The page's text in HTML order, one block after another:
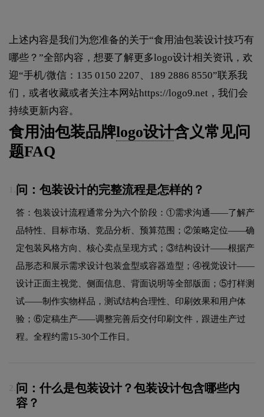
上述内容是我们为您准备的关于“食用油包装设计技巧有
哪些？”全部内容，想要了解更多logo设计相关资讯，欢
迎“手机/微信：135 0150 2207、189 2886 8550”联系我
们，或者收藏或者关注本网站https://logo9.net ，我们会
持续更新内容。
食用油包装品牌logo设计含义常见问
题FAQ
问：包装设计的完整流程是怎样的？
答：包装设计流程通常分为六个阶段：①需求沟通——了解产
品特性、目标市场、竞品分析、预算范围；②策略定位——确
定包装风格方向、核心卖点呈现方式；③结构设计——根据产
品形态和展示需求设计包装盒型或容器造型；④视觉设计——
设计正面主视觉、侧面信息、背面说明等全部版面；⑤打样测
试——制作实物样品，测试结构合理性、印刷效果和用户体
验；⑥定稿生产——调整完善后交付印刷文件，跟进生产过
程。全程约需15-30个工作日。
2. 问：什么是包装设计？包装设计包含哪些内
容？